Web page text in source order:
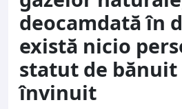
deocamdată în
există nicio
statut de bănuit
învinuit